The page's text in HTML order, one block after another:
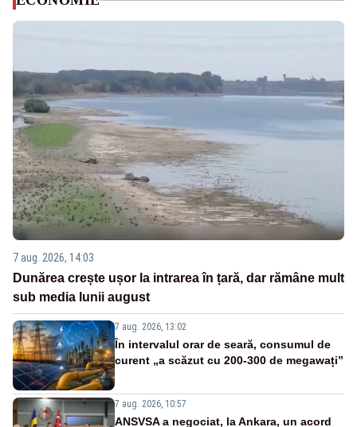
7 aug. 2026, 14:03
Dunărea crește ușor la intrarea în țară, dar rămâne mult
sub media lunii august
7 aug. 2026, 13:02
În intervalul orar de seară, consumul de
curent „a scăzut cu 200-300 de megawați”
7 aug. 2026, 10:57
ANSVSA a negociat, la Ankara, un acord